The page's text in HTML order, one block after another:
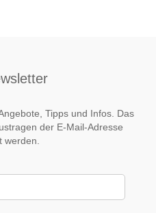
Tipps und Infos. Das
der E-Mail-Adresse
werden.